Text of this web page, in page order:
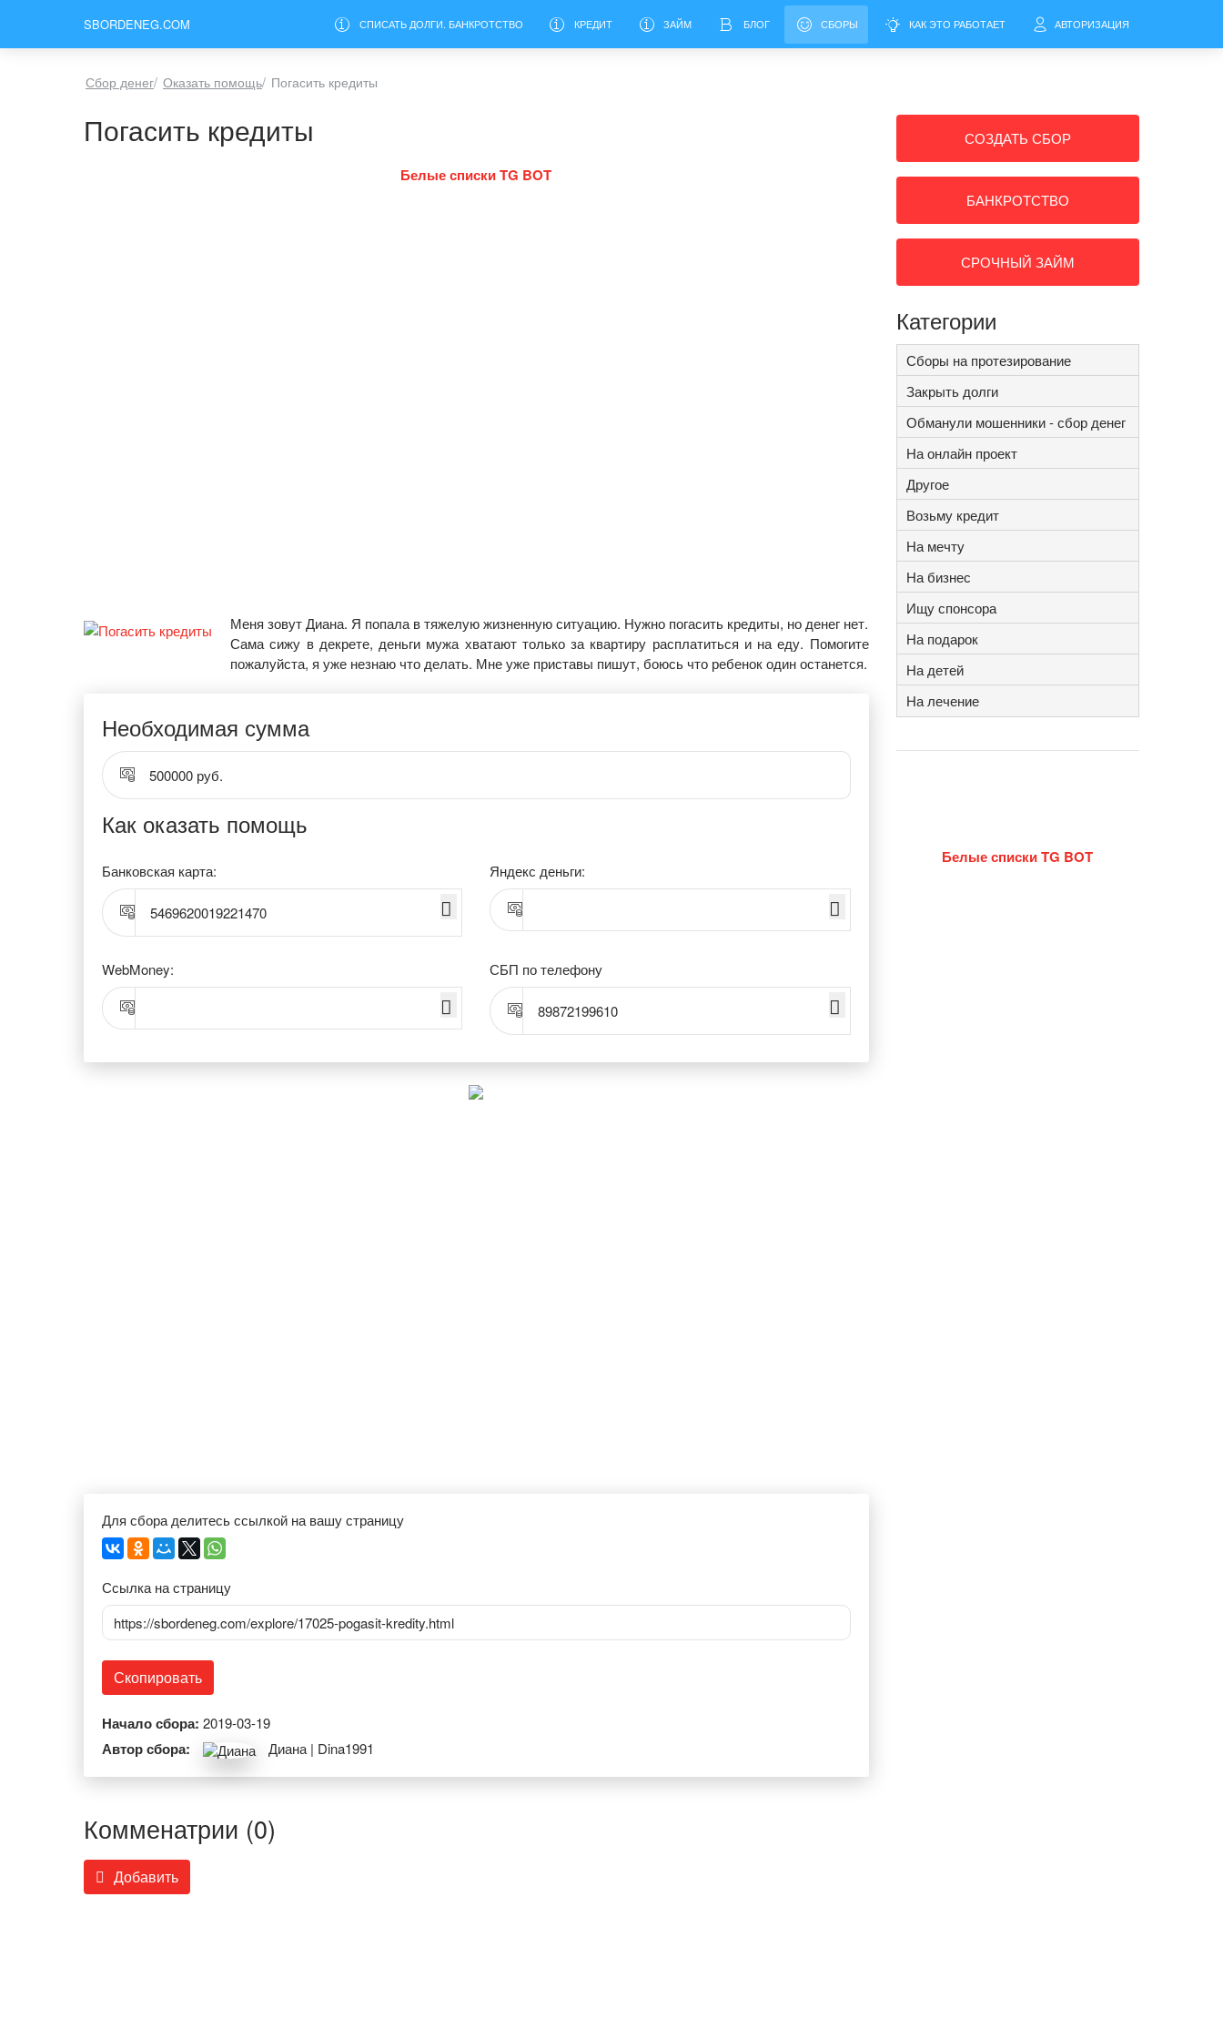
SBORDENEG.COM СПИСАТЬ ДОЛГИ. БАНКРОТСТВО КРЕДИТ ЗАЙМ БЛОГ СБОРЫ КАК ЭТО РАБОТАЕТ АВТОРИЗАЦИЯ
Сбор денег/ Оказать помощь/ Погасить кредиты
Погасить кредиты
Белые списки TG BOT
Меня зовут Диана. Я попала в тяжелую жизненную ситуацию. Нужно погасить кредиты, но денег нет.
Сама сижу в декрете, деньги мужа хватают только за квартиру расплатиться и на еду. Помогите
пожалуйста, я уже незнаю что делать. Мне уже приставы пишут, боюсь что ребенок один останется.
Необходимая сумма
500000 руб.
Как оказать помощь
Банковская карта:
5469620019221470
Яндекс деньги:
WebMoney: СБП по телефону
89872199610
Для сбора делитесь ссылкой на вашу страницу
Ссылка на страницу
https://sbordeneg.com/explore/17025-pogasit-kredity.html
Скопировать
Начало сбора: 2019-03-19
Автор сбора: Диана | Dina1991
Комменатрии (0)
Добавить
СОЗДАТЬ СБОР
БАНКРОТСТВО
СРОЧНЫЙ ЗАЙМ
Категории
Сборы на протезирование
Закрыть долги
Обманули мошенники - сбор денег
На онлайн проект
Другое
Возьму кредит
На мечту
На бизнес
Ищу спонсора
На подарок
На детей
На лечение
Белые списки TG BOT